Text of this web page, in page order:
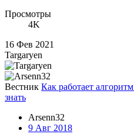
Просмотры
4K
16 Фев 2021
Targaryen
Вестник Как работает
знать
Arsenn32
9 Авг 2018